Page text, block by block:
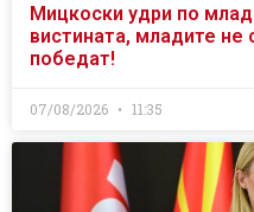
Мицкоски удри по
вистината, младите
победат!
07/08/2026 11:35